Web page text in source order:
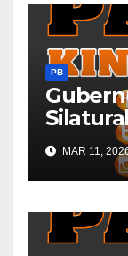
PB
MAR 11,